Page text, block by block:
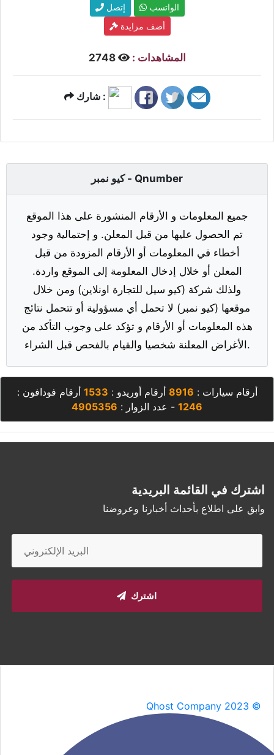
إتصل
الواتسب
أضف مزايدة
المشاهدات : 2748
شارك :
كيو نمبر - Qnumber
جميع المعلومات و الأرقام المنشورة على هذا الموقع
تم الحصول عليها من قبل المعلن. و إحتمالية وجود
أخطاء في المعلومات أو الأرقام المزودة من قبل
المعلن أو خلال إدخال المعلومة إلى الموقع واردة.
ولذلك شركة (كيو سيل للتجارة اونلاين) ومن خلال
موقعها (كيو نمبر) لا تحمل أي مسؤولية أو تتحمل نتائج
هذه المعلومات أو الأرقام و تؤكد على وجوب التأكد من
الأغراض المعلنة شخصيا والقيام بالفحص قبل الشراء.
أرقام سيارات : 8916 أرقام أوريدو : 1533 أرقام فودافون :
1246 - عدد الزوار : 4905356
اشترك في القائمة البريدية
وابق على اطلاع بأحداث أخبارنا وعروضنا
اشترك
Qhost Company 2023 ©